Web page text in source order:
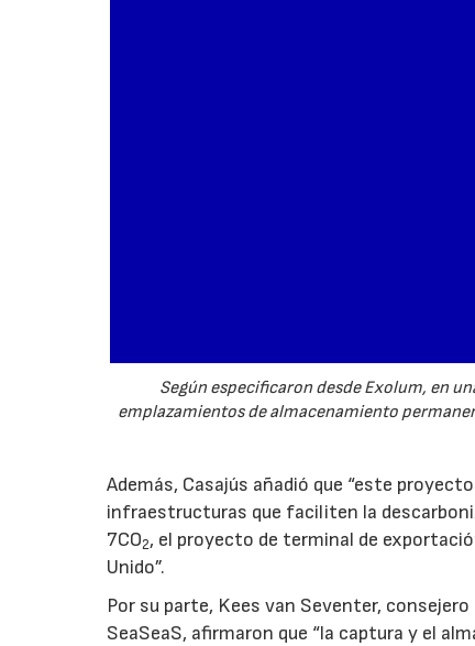
Según especificaron desde Exolum, en
emplazamientos de almacenamiento
Además, Casajús añadió que “este
infraestructuras que faciliten la
7CO2, el proyecto de terminal de
Unido”.
Por su parte, Kees van Seventer,
SeaSeaS, afirmaron que “la captura y el